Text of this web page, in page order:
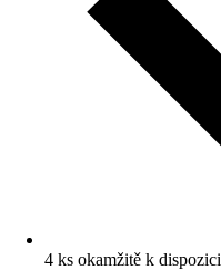
4 ks okamžitě k dispozici